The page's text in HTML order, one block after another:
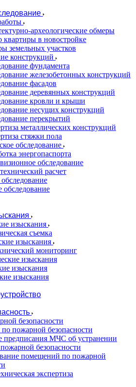
археологические обмеры
квартиры в новостройке
земельных участков
конструкций
фундамента
железобетонных конструкций
фасадов
деревянных конструкций
кровли и крыши
несущих конструкций
перекрытий
металлических конструкций
стяжки пола
обследование
энергопаспорта
обследование
расчет
обследование
изыскания
съемка
изыскания
мониторинг
изыскания
изыскания
изыскания
безопасности
пожарной безопасности
предписания МЧС об устранении
безопасности
помещений по пожарной
экспертиза